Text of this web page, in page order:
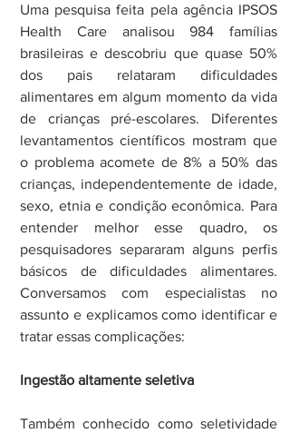
Uma pesquisa feita pela agência IPSOS
Health Care analisou 984 famílias
brasileiras e descobriu que quase 50%
dos pais relataram dificuldades
alimentares em algum momento da vida
de crianças pré-escolares. Diferentes
levantamentos científicos mostram que
o problema acomete de 8% a 50% das
crianças, independentemente de idade,
sexo, etnia e condição econômica. Para
entender melhor esse quadro, os
pesquisadores separaram alguns perfis
básicos de dificuldades alimentares.
Conversamos com especialistas no
assunto e explicamos como identificar e
tratar essas complicações:
Ingestão altamente seletiva
Também conhecido como seletividade